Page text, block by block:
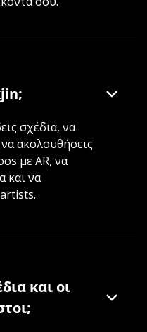
σχέδια, να
ακολουθήσεις
με AR, να
και να
και οι